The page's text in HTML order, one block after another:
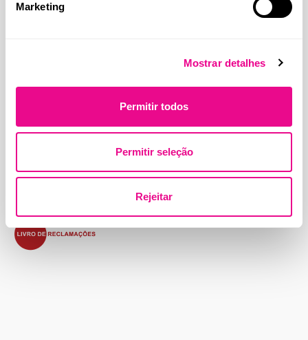
Marketing
Mostrar detalhes
Permitir todos
Permitir seleção
Rejeitar
Beloura Office Park, Edifício 11, Quinta da Beloura
2710-693 Sintra, Portugal
Política de Privacidade